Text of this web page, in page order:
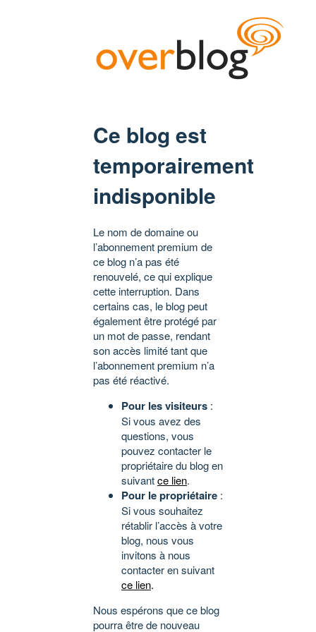
Ce blog est
temporairement
indisponible
Le nom de domaine ou
l’abonnement premium de
ce blog n’a pas été
renouvelé, ce qui explique
cette interruption. Dans
certains cas, le blog peut
également être protégé par
un mot de passe, rendant
son accès limité tant que
l’abonnement premium n’a
pas été réactivé.
Pour les visiteurs :
Si vous avez des
questions, vous
pouvez contacter le
propriétaire du blog en
suivantce lien.
Pour le propriétaire :
Si vous souhaitez
rétablir l’accès à votre
blog, nous vous
invitons à nous
contacter en suivant
ce lien.
Nous espérons que ce blog
pourra être de nouveau